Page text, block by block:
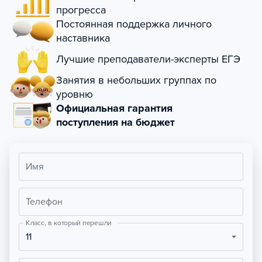
прогресса
Постоянная поддержка личного
наставника
Лучшие преподаватели-эксперты ЕГЭ
Занятия в небольших группах по
уровню
Официальная гарантия
поступления на бюджет
Имя
Телефон
Класс, в который перешли
11